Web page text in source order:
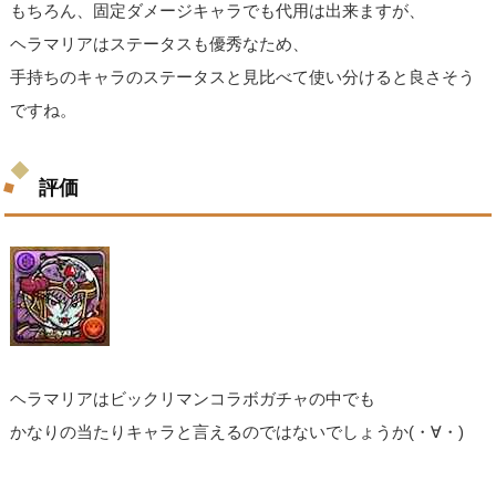
もちろん、固定ダメージキャラでも代用は出来ますが、
ヘラマリアはステータスも優秀なため、
手持ちのキャラのステータスと見比べて使い分けると良さそう
ですね。
評価
ヘラマリアはビックリマンコラボガチャの中でも
かなりの当たりキャラと言えるのではないでしょうか(・∀・)